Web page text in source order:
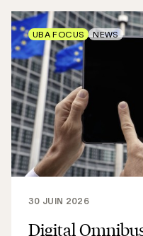
Digital
30 JUIN 2026
UBA FOCUS NEWS